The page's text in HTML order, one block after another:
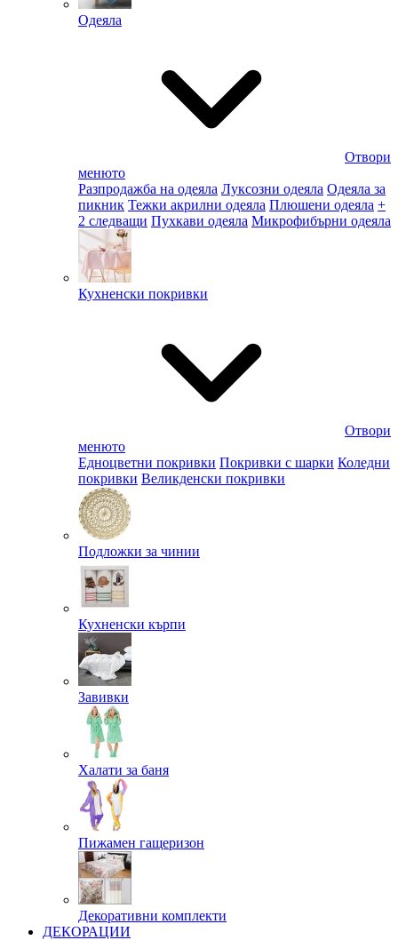
Одеяла
Отвори
менюто
Разпродажба на одеяла Луксозни одеяла Одеяла за
пикник Тежки акрилни одеяла Плюшени одеяла +
2 следващи Пухкави одеяла Микрофибърни одеяла
Кухненски покривки
Отвори
менюто
Едноцветни покривки Покривки с шарки Коледни
покривки Великденски покривки
Подложки за чинии
Кухненски кърпи
Завивки
Халати за баня
Пижамен гащеризон
Декоративни комплекти
ДЕКОРАЦИИ